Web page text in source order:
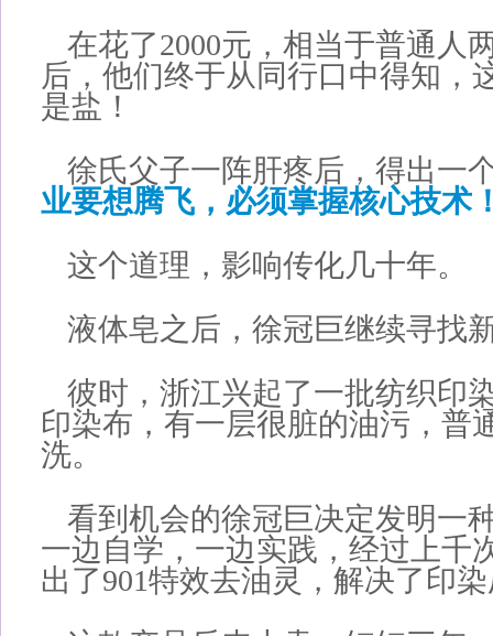
在花了2000元，相当于普通人
后，他们终于从同行口中得知，
是盐！
徐氏父子一阵肝疼后，得出一
业要想腾飞，必须掌握核心技术
这个道理，影响传化几十年。
液体皂之后，徐冠巨继续寻找
彼时，浙江兴起了一批纺织印
印染布，有一层很脏的油污，普
洗。
看到机会的徐冠巨决定发明一
一边自学，一边实践，经过上千
出了901特效去油灵，解决了印